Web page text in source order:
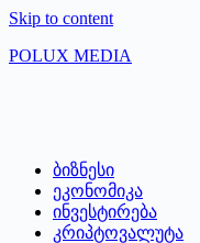
Skip to content
POLUX MEDIA
ბიზნესი
ეკონომიკა
ინვესტირება
კრიპტოვალუტა